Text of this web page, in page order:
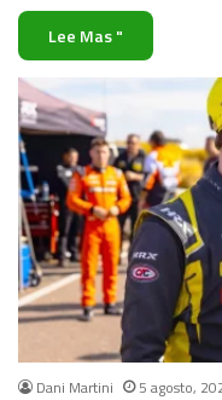
Lee Mas "
Dani Martini 5 agosto,